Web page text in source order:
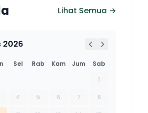
Lihat Semua →
2026
Sel Rab Kam Jum
Sab
1
4 5 6 7 8